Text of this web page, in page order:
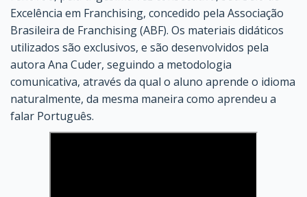
Excelência em Franchising, concedido pela Associação
Brasileira de Franchising (ABF). Os materiais didáticos
utilizados são exclusivos, e são desenvolvidos pela
autora Ana Cuder, seguindo a metodologia
comunicativa, através da qual o aluno aprende o idioma
naturalmente, da mesma maneira como aprendeu a
falar Português.